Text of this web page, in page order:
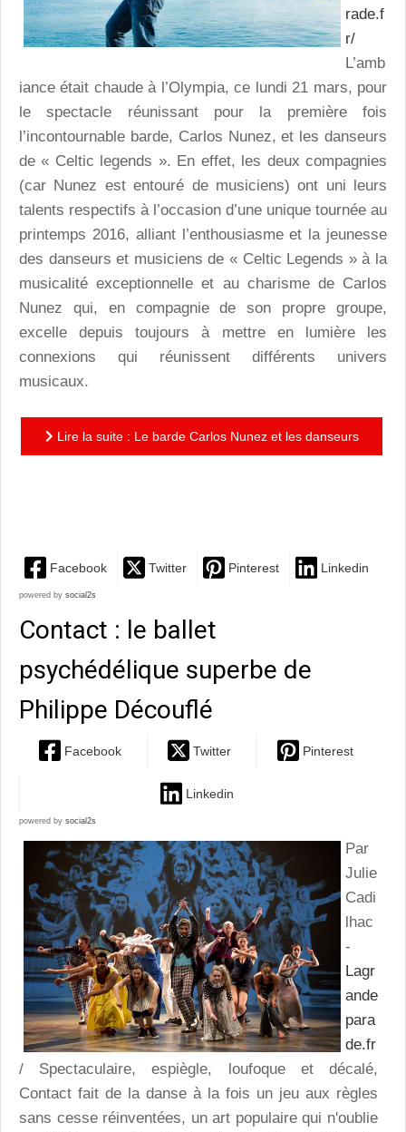
rade.f
r/
L’amb
iance était chaude à l’Olympia, ce lundi 21 mars, pour
le spectacle réunissant pour la première fois
l’incontournable barde, Carlos Nunez, et les danseurs
de « Celtic legends ». En effet, les deux compagnies
(car Nunez est entouré de musiciens) ont uni leurs
talents respectifs à l’occasion d’une unique tournée au
printemps 2016, alliant l’enthousiasme et la jeunesse
des danseurs et musiciens de « Celtic Legends » à la
musicalité exceptionnelle et au charisme de Carlos
Nunez qui, en compagnie de son propre groupe,
excelle depuis toujours à mettre en lumière les
connexions qui réunissent différents univers
musicaux.
Lire la suite : Le barde Carlos Nunez et les danseurs
Facebook Twitter Pinterest Linkedin
powered by social2s
Contact : le ballet
psychédélique superbe de
Philippe Découflé
Facebook Twitter Pinterest
Linkedin
powered by social2s
Par
Julie
Cadi
lhac
-
Lagr
ande
para
de.fr
/ Spectaculaire, espiègle, loufoque et décalé,
Contact fait de la danse à la fois un jeu aux règles
sans cesse réinventées, un art populaire qui n'oublie